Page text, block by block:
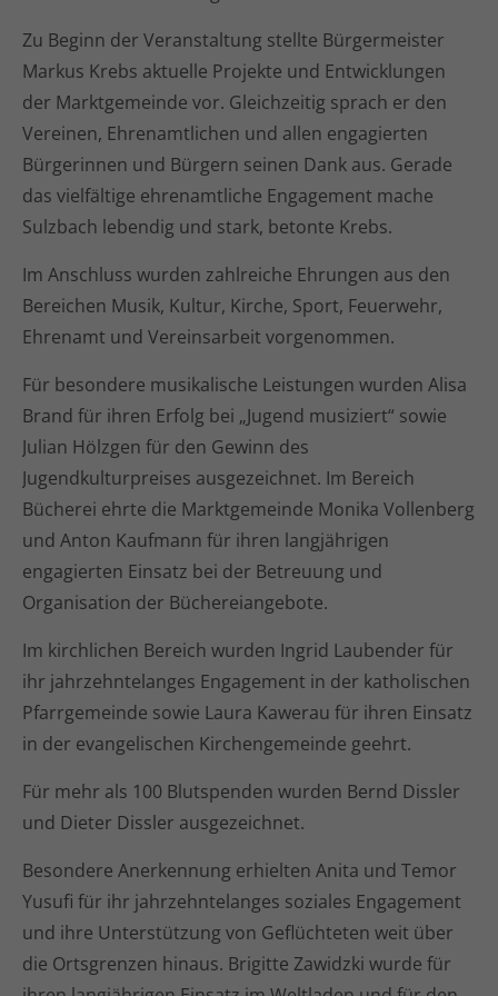
Zu Beginn der Veranstaltung stellte Bürgermeister
Markus Krebs aktuelle Projekte und Entwicklungen
der Marktgemeinde vor. Gleichzeitig sprach er den
Vereinen, Ehrenamtlichen und allen engagierten
Bürgerinnen und Bürgern seinen Dank aus. Gerade
das vielfältige ehrenamtliche Engagement mache
Sulzbach lebendig und stark, betonte Krebs.
Im Anschluss wurden zahlreiche Ehrungen aus den
Bereichen Musik, Kultur, Kirche, Sport, Feuerwehr,
Ehrenamt und Vereinsarbeit vorgenommen.
Für besondere musikalische Leistungen wurden Alisa
Brand für ihren Erfolg bei „Jugend musiziert“ sowie
Julian Hölzgen für den Gewinn des
Jugendkulturpreises ausgezeichnet. Im Bereich
Bücherei ehrte die Marktgemeinde Monika Vollenberg
und Anton Kaufmann für ihren langjährigen
engagierten Einsatz bei der Betreuung und
Organisation der Büchereiangebote.
Im kirchlichen Bereich wurden Ingrid Laubender für
ihr jahrzehntelanges Engagement in der katholischen
Pfarrgemeinde sowie Laura Kawerau für ihren Einsatz
in der evangelischen Kirchengemeinde geehrt.
Für mehr als 100 Blutspenden wurden Bernd Dissler
und Dieter Dissler ausgezeichnet.
Besondere Anerkennung erhielten Anita und Temor
Yusufi für ihr jahrzehntelanges soziales Engagement
und ihre Unterstützung von Geflüchteten weit über
die Ortsgrenzen hinaus. Brigitte Zawidzki wurde für